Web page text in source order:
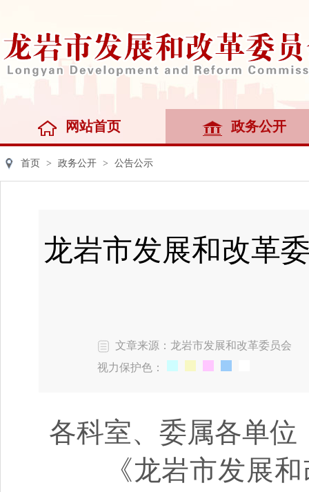
网站首页 政务公开
首页 > 政务公开 > 公告公示
龙岩市发展和改革
文章来源：龙岩市发展和改革委员会
视力保护色：
各科室、委属各单位
《龙岩市发展和